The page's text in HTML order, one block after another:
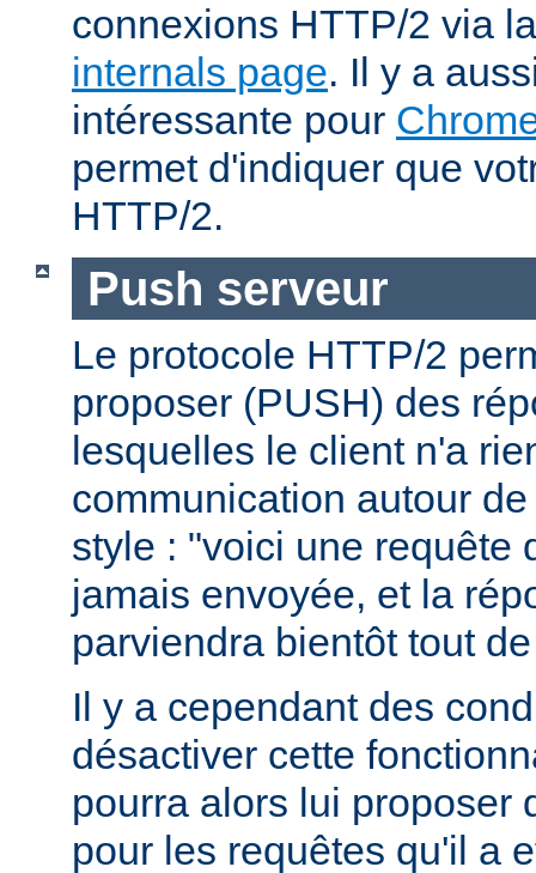
connexions HTTP/2 via
internals page. Il y a
intéressante pour
permet d'indiquer que
HTTP/2.
Push serveur
Le protocole HTTP/2
proposer (PUSH) des
lesquelles le client n'a
communication autour
style : "voici une requête
jamais envoyée, et la
parviendra bientôt tout
Il y a cependant des
désactiver cette
pourra alors lui proposer
pour les requêtes qu'il a